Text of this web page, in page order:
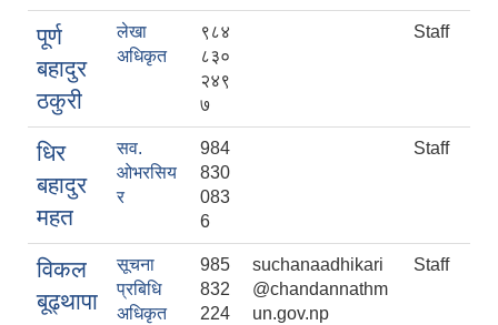
पूर्ण
बहादुर
ठकुरी
लेखा
अधिकृत
९८४
८३०
२४९
७
Staff
धिर
बहादुर
महत
सव.
ओभरसिय
र
984
830
083
6
Staff
विकल
बूढ्थापा
सूचना
प्रबिधि
अधिकृत
985
832
224
suchanaadhikari
@chandannathm
un.gov.np
Staff